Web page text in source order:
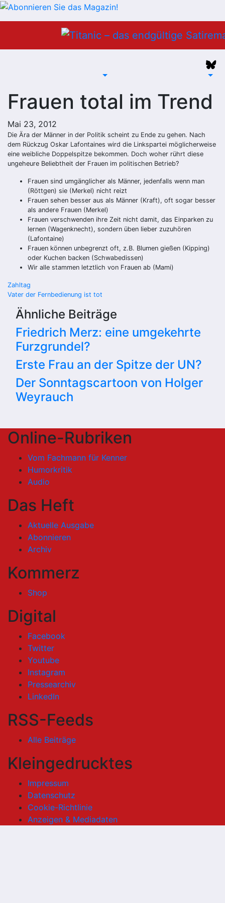
Frauen total im Trend
Mai 23, 2012
Die Ära der Männer in der Politik scheint zu Ende zu gehen. Nach
dem Rückzug Oskar Lafontaines wird die Linkspartei möglicherweise
eine weibliche Doppelspitze bekommen. Doch woher rührt diese
ungeheure Beliebtheit der Frauen im politischen Betrieb?
Frauen sind umgänglicher als Männer, jedenfalls wenn man
(Röttgen) sie (Merkel) nicht reizt
Frauen sehen besser aus als Männer (Kraft), oft sogar besser
als andere Frauen (Merkel)
Frauen verschwenden ihre Zeit nicht damit, das Einparken zu
lernen (Wagenknecht), sondern üben lieber zuzuhören
(Lafontaine)
Frauen können unbegrenzt oft, z.B. Blumen gießen (Kipping)
oder Kuchen backen (Schwabedissen)
Wir alle stammen letztlich von Frauen ab (Mami)
Beitragsnavigation
Zahltag
Vater der Fernbedienung ist tot
Ähnliche Beiträge
Friedrich Merz: eine umgekehrte
Furzgrundel?
Erste Frau an der Spitze der UN?
Der Sonntagscartoon von Holger
Weyrauch
Online-Rubriken
Vom Fachmann für Kenner
Humorkritik
Audio
Das Heft
Aktuelle Ausgabe
Abonnieren
Archiv
Kommerz
Shop
Digital
Facebook
Twitter
Youtube
Instagram
Pressearchiv
LinkedIn
RSS-Feeds
Alle Beiträge
Kleingedrucktes
Impressum
Datenschutz
Cookie-Richtlinie
Anzeigen & Mediadaten